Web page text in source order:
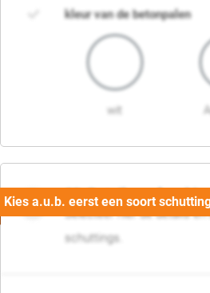
kleur van de betonpalen
wit
03. Detail en afwerking
Selecteer hier de details en
schuttings.